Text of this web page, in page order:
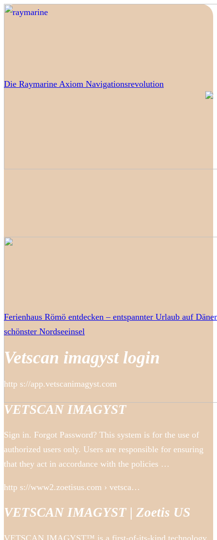
Die Raymarine Axiom Navigationsrevolution
Ferienhaus Römö entdecken – entspannter Urlaub auf
schönster Nordseeinsel
Vetscan imagyst login
http s://app.vetscanimagyst.com
VETSCAN IMAGYST
Sign in. Forgot Password? This system is for the use of
authorized users only. Users are responsible for ensuring
that they act in accordance with the policies …
http s://www2.zoetisus.com › vetsca…
VETSCAN IMAGYST | Zoetis US
VETSCAN IMAGYST™ is a first-of-its-kind technology,